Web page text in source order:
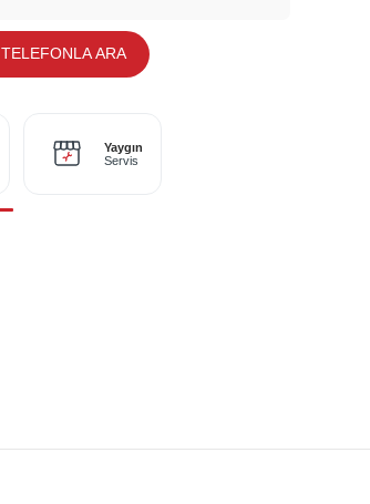
TELEFONLA ARA
Yaygın
Servis